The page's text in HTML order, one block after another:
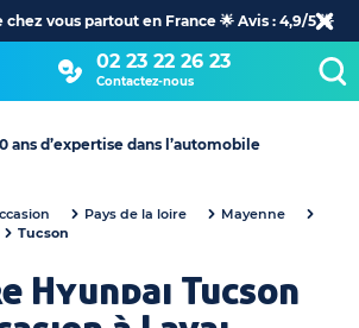
vous partout en France 🌟 Avis : 4,9/5 🌟
02 23 22 26 23
Contactez-nous
ans d’expertise dans l’automobile
Pays de la loire
Mayenne
Tucson
Hyundai Tucson